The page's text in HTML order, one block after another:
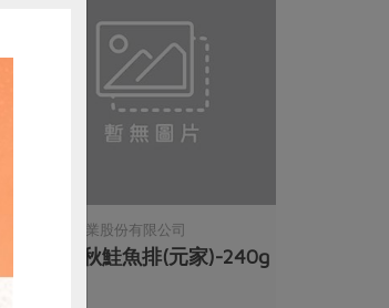
元家企業股份有限公司
野生秋鮭魚排(元家)-240g